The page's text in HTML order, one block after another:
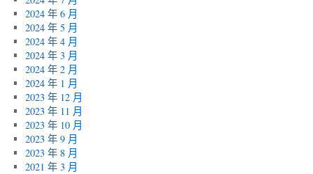
2024 年 6 月
2024 年 5 月
2024 年 4 月
2024 年 3 月
2024 年 2 月
2024 年 1 月
2023 年 12 月
2023 年 11 月
2023 年 10 月
2023 年 9 月
2023 年 8 月
2021 年 3 月